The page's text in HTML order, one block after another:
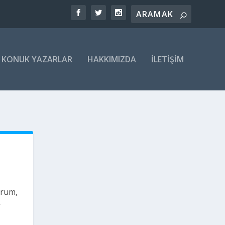
KONUK YAZARLAR HAKKIMIZDA İLETIŞIM